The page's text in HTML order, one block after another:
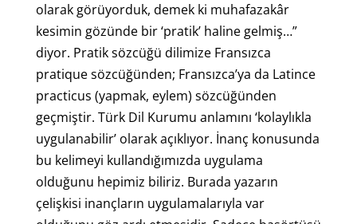
olarak görüyorduk, demek ki muhafazakâr
kesimin gözünde bir ‘pratik’ haline gelmiş…”
diyor. Pratik sözcüğü dilimize Fransızca
pratique sözcüğünden; Fransızca’ya da Latince
practicus (yapmak, eylem) sözcüğünden
geçmiştir. Türk Dil Kurumu anlamını ‘kolaylıkla
uygulanabilir’ olarak açıklıyor. İnanç konusunda
bu kelimeyi kullandığımızda uygulama
olduğunu hepimiz biliriz. Burada yazarın
çelişkisi inançların uygulamalarıyla var